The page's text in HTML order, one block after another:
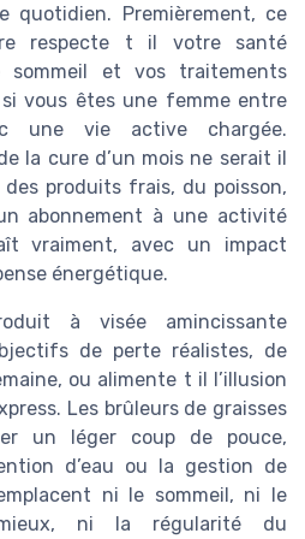
Premièrement, ce
respecte t il votre santé
sommeil et vos traitements
vous êtes une femme entre
vie active chargée.
la cure d’un mois ne serait il
produits frais, du poisson,
abonnement à une activité
vraiment, avec un impact
énergétique.
à visée amincissante
de perte réalistes, de
ou alimente t il l’illusion
Les brûleurs de graisses
un léger coup de pouce,
d’eau ou la gestion de
ni le sommeil, ni le
ni la régularité du